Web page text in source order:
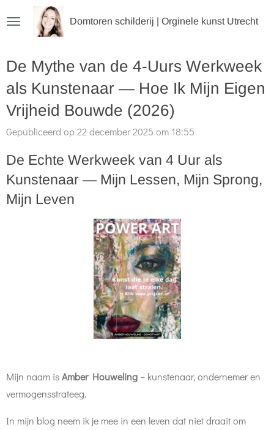
de
hoofdinhoud
Domtoren schilderij | Orginele kunst Utrecht
De Mythe van de 4-Uurs Werkweek
als Kunstenaar — Hoe Ik Mijn Eigen
Vrijheid Bouwde (2026)
Gepubliceerd op 22 december 2025 om 18:55
De Echte Werkweek van 4 Uur als
Kunstenaar — Mijn Lessen, Mijn Sprong,
Mijn Leven
Mijn naam isAmber Houweling – kunstenaar, ondernemer en
vermogensstrateeg.
In mijn blog neem ik je mee in een leven dat niet draait om